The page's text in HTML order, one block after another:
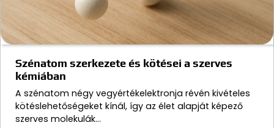
Szénatom szerkezete és kötései a szerves
kémiában
A szénatom négy vegyértékelektronja révén kivételes
kötéslehetőségeket kínál, így az élet alapját képező
szerves molekulák…